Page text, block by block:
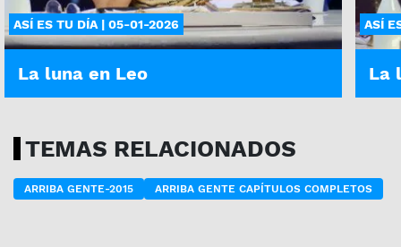
ASÍ ES TU DÍA | 05-01-2026
La luna en Leo
ASÍ
La
TEMAS RELACIONADOS
ARRIBA GENTE-2015 ARRIBA GENTE CAPÍTULOS COMPLETOS